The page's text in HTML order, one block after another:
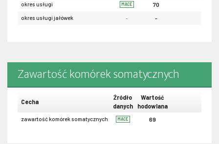
okres usługi MACE 70
okres usługi jałówek - -
Zawartość komórek somatycznych
Cecha
Źródło
danych
Wartość
hodowlana
zawartość komórek somatycznych MACE 69